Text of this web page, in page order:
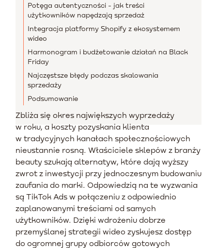
Potęga autentyczności - jak treści
użytkowników napędzają sprzedaż
Integracja platformy Shopify z ekosystemem
wideo
Harmonogram i budżetowanie działań na Black
Friday
Najczęstsze błędy podczas skalowania
sprzedaży
Podsumowanie
Zbliża się okres największych wyprzedaży
w roku, a koszty pozyskania klienta
w tradycyjnych kanałach społecznościowych
nieustannie rosną. Właściciele sklepów z branży
beauty szukają alternatyw, które dają wyższy
zwrot z inwestycji przy jednoczesnym budowaniu
zaufania do marki. Odpowiedzią na te wyzwania
są TikTok Ads w połączeniu z odpowiednio
zaplanowanymi treściami od samych
użytkowników. Dzięki wdrożeniu dobrze
przemyślanej strategii wideo zyskujesz dostęp
do ogromnej grupy odbiorców gotowych